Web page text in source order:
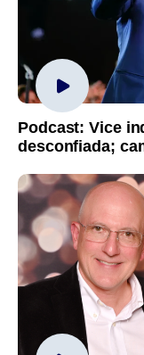
Podcast: Vice
desconfiada;